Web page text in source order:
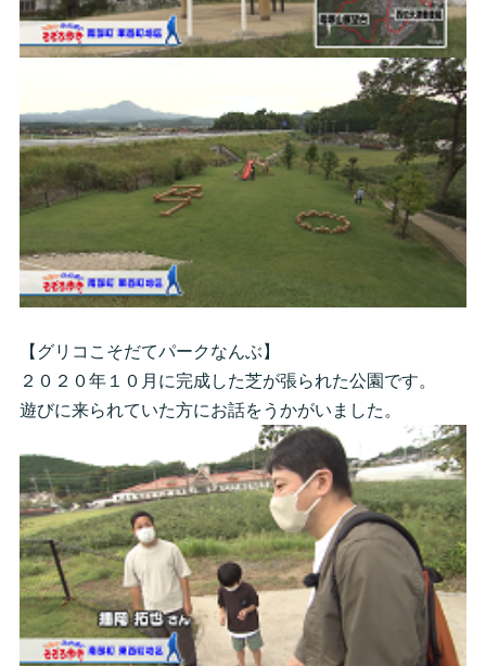
【グリコこそだてパークなんぶ】
２０２０年１０月に完成した芝が張られた公園です。
遊びに来られていた方にお話をうかがいました。